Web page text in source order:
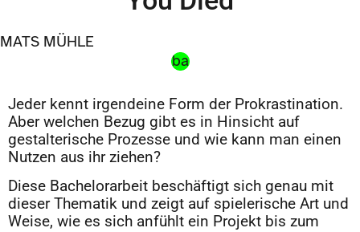
MATS MÜHLE
ba
Jeder kennt irgendeine Form der Prokrastination.
Aber welchen Bezug gibt es in Hinsicht auf
gestalterische Prozesse und wie kann man einen
Nutzen aus ihr ziehen?
Diese Bachelorarbeit beschäftigt sich genau mit
dieser Thematik und zeigt auf spielerische Art und
Weise, wie es sich anfühlt ein Projekt bis zum